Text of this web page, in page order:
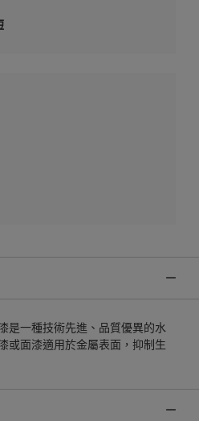
是一種技術先進、品質優異的水
或面漆適用於金屬表面，抑制生